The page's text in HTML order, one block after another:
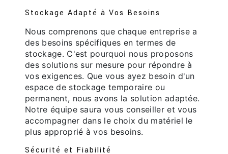
Stockage Adapté à Vos Besoins
Nous comprenons que chaque entreprise a
des besoins spécifiques en termes de
stockage. C'est pourquoi nous proposons
des solutions sur mesure pour répondre à
vos exigences. Que vous ayez besoin d'un
espace de stockage temporaire ou
permanent, nous avons la solution adaptée.
Notre équipe saura vous conseiller et vous
accompagner dans le choix du matériel le
plus approprié à vos besoins.
Sécurité et Fiabilité